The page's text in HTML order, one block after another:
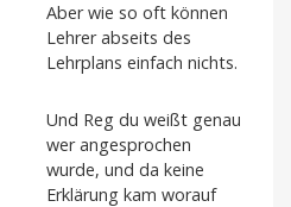
Aber wie so oft können
Lehrer abseits des
Lehrplans einfach nichts.
Und Reg du weißt genau
wer angesprochen
wurde, und da keine
Erklärung kam worauf